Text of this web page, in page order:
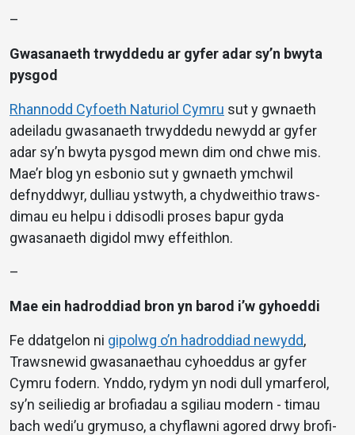
–
Gwasanaeth trwyddedu ar gyfer adar sy’n bwyta
pysgod
Rhannodd Cyfoeth Naturiol Cymru sut y gwnaeth
adeiladu gwasanaeth trwyddedu newydd ar gyfer
adar sy’n bwyta pysgod mewn dim ond chwe mis.
Mae’r blog yn esbonio sut y gwnaeth ymchwil
defnyddwyr, dulliau ystwyth, a chydweithio traws-
dimau eu helpu i ddisodli proses bapur gyda
gwasanaeth digidol mwy effeithlon.
–
Mae ein hadroddiad bron yn barod i’w gyhoeddi
Fe ddatgelon ni gipolwg o’n hadroddiad newydd,
Trawsnewid gwasanaethau cyhoeddus ar gyfer
Cymru fodern. Ynddo, rydym yn nodi dull ymarferol,
sy’n seiliedig ar brofiadau a sgiliau modern - timau
bach wedi’u grymuso, a chyflawni agored drwy brofi-